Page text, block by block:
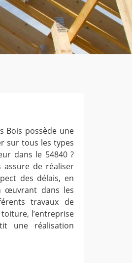
Bois possède une
sur tous les types
dans le 54840 ?
assure de réaliser
des délais, en
œuvrant dans les
travaux de
l’entreprise
une réalisation